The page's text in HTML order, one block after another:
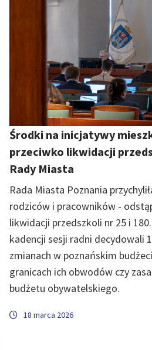
Środki na inicjatywy
przeciwko likwidacji
Rady Miasta
Rada Miasta Poznania
rodziców i pracowników -
likwidacji przedszkoli nr 25 i
kadencji sesji radni decydowali
zmianach w poznańskim
granicach ich obwodów czy
budżetu obywatelskiego.
18 marca 2026